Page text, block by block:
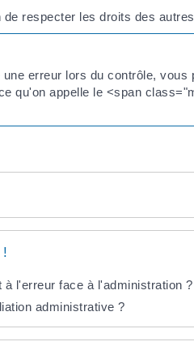
respecter les droits des
erreur lors du contrôle,
qu'on appelle le <span
!
l'erreur face à l'administration ?
administrative ?